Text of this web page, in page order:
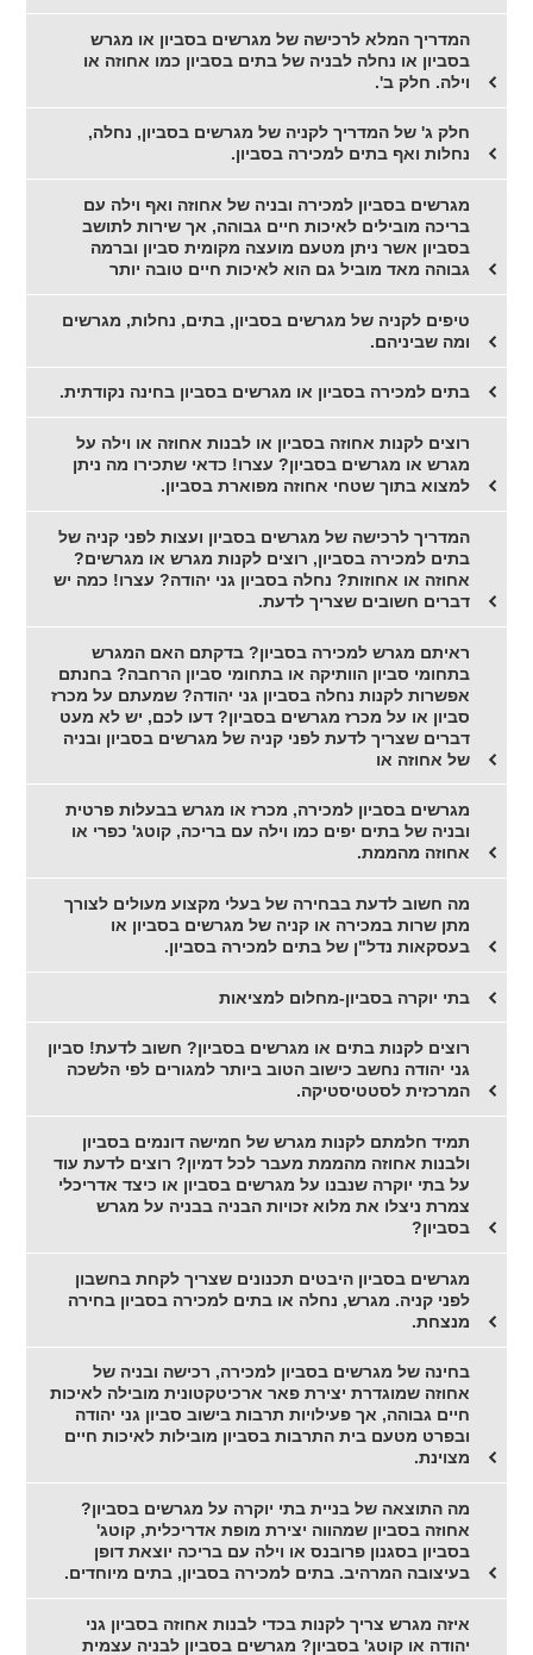
המדריך המלא לרכישה של מגרשים בסביון או מגרש
בסביון או נחלה לבניה של בתים בסביון כמו אחוזה או
וילה. חלק ב'.
חלק ג' של המדריך לקניה של מגרשים בסביון, נחלה,
נחלות ואף בתים למכירה בסביון.
מגרשים בסביון למכירה ובניה של אחוזה ואף וילה עם
בריכה מובילים לאיכות חיים גבוהה, אך שירות לתושב
בסביון אשר ניתן מטעם מועצה מקומית סביון וברמה
גבוהה מאד מוביל גם הוא לאיכות חיים טובה יותר
טיפים לקניה של מגרשים בסביון, בתים, נחלות, מגרשים
ומה שביניהם.
בתים למכירה בסביון או מגרשים בסביון בחינה נקודתית.
רוצים לקנות אחוזה בסביון או לבנות אחוזה או וילה על
מגרש או מגרשים בסביון? עצרו! כדאי שתכירו מה ניתן
למצוא בתוך שטחי אחוזה מפוארת בסביון.
המדריך לרכישה של מגרשים בסביון ועצות לפני קניה של
בתים למכירה בסביון, רוצים לקנות מגרש או מגרשים?
אחוזה או אחוזות? נחלה בסביון גני יהודה? עצרו! כמה יש
דברים חשובים שצריך לדעת.
ראיתם מגרש למכירה בסביון? בדקתם האם המגרש
בתחומי סביון הוותיקה או בתחומי סביון הרחבה? בחנתם
אפשרות לקנות נחלה בסביון גני יהודה? שמעתם על מכרז
סביון או על מכרז מגרשים בסביון? דעו לכם, יש לא מעט
דברים שצריך לדעת לפני קניה של מגרשים בסביון ובניה
של אחוזה או
מגרשים בסביון למכירה, מכרז או מגרש בבעלות פרטית
ובניה של בתים יפים כמו וילה עם בריכה, קוטג' כפרי או
אחוזה מהממת.
מה חשוב לדעת בבחירה של בעלי מקצוע מעולים לצורך
מתן שרות במכירה או קניה של מגרשים בסביון או
בעסקאות נדל"ן של בתים למכירה בסביון.
בתי יוקרה בסביון-מחלום למציאות
רוצים לקנות בתים או מגרשים בסביון? חשוב לדעת! סביון
גני יהודה נחשב כישוב הטוב ביותר למגורים לפי הלשכה
המרכזית לסטטיסטיקה.
תמיד חלמתם לקנות מגרש של חמישה דונמים בסביון
ולבנות אחוזה מהממת מעבר לכל דמיון? רוצים לדעת עוד
על בתי יוקרה שנבנו על מגרשים בסביון או כיצד אדריכלי
צמרת ניצלו את מלוא זכויות הבניה בבניה על מגרש
בסביון?
מגרשים בסביון היבטים תכנונים שצריך לקחת בחשבון
לפני קניה. מגרש, נחלה או בתים למכירה בסביון בחירה
מנצחת.
בחינה של מגרשים בסביון למכירה, רכישה ובניה של
אחוזה שמוגדרת יצירת פאר ארכיטקטונית מובילה לאיכות
חיים גבוהה, אך פעילויות תרבות בישוב סביון גני יהודה
ובפרט מטעם בית התרבות בסביון מובילות לאיכות חיים
מצוינת.
מה התוצאה של בניית בתי יוקרה על מגרשים בסביון?
אחוזה בסביון שמהווה יצירת מופת אדריכלית, קוטג'
בסביון בסגנון פרובנס או וילה עם בריכה יוצאת דופן
בעיצובה המרהיב. בתים למכירה בסביון, בתים מיוחדים.
איזה מגרש צריך לקנות בכדי לבנות אחוזה בסביון גני
יהודה או קוטג' בסביון? מגרשים בסביון לבניה עצמית